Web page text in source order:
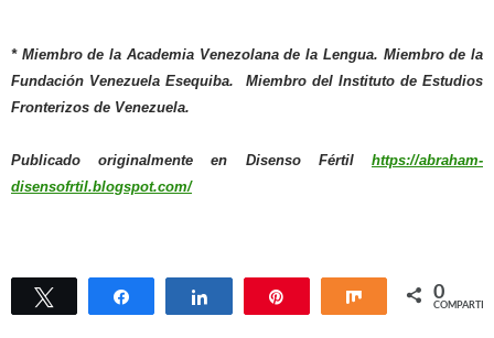
* Miembro de la Academia Venezolana de la Lengua. Miembro de la
Fundación Venezuela Esequiba. Miembro del Instituto de Estudios
Fronterizos de Venezuela.
Publicado originalmente en Disenso Fértil https://abraham-
disensofrtil.blogspot.com/
Twittear Compartir Compartir Compartir
0
COMPARTIR